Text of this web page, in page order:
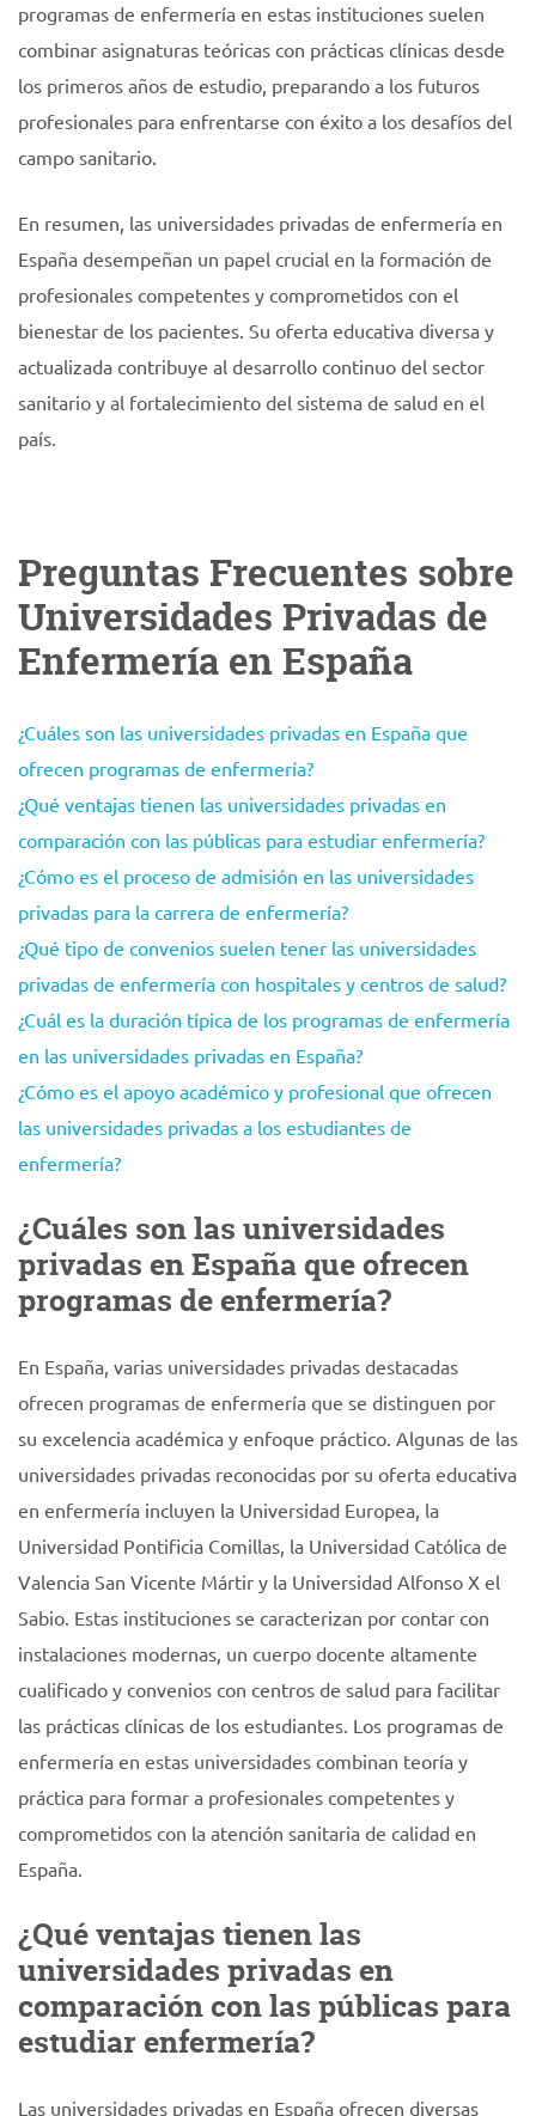
programas de enfermería en estas instituciones suelen
combinar asignaturas teóricas con prácticas clínicas desde
los primeros años de estudio, preparando a los futuros
profesionales para enfrentarse con éxito a los desafíos del
campo sanitario.
En resumen, las universidades privadas de enfermería en
España desempeñan un papel crucial en la formación de
profesionales competentes y comprometidos con el
bienestar de los pacientes. Su oferta educativa diversa y
actualizada contribuye al desarrollo continuo del sector
sanitario y al fortalecimiento del sistema de salud en el
país.
Preguntas Frecuentes sobre
Universidades Privadas de
Enfermería en España
¿Cuáles son las universidades privadas en España que
ofrecen programas de enfermería?
¿Qué ventajas tienen las universidades privadas en
comparación con las públicas para estudiar enfermería?
¿Cómo es el proceso de admisión en las universidades
privadas para la carrera de enfermería?
¿Qué tipo de convenios suelen tener las universidades
privadas de enfermería con hospitales y centros de salud?
¿Cuál es la duración típica de los programas de enfermería
en las universidades privadas en España?
¿Cómo es el apoyo académico y profesional que ofrecen
las universidades privadas a los estudiantes de
enfermería?
¿Cuáles son las universidades
privadas en España que ofrecen
programas de enfermería?
En España, varias universidades privadas destacadas
ofrecen programas de enfermería que se distinguen por
su excelencia académica y enfoque práctico. Algunas de las
universidades privadas reconocidas por su oferta educativa
en enfermería incluyen la Universidad Europea, la
Universidad Pontificia Comillas, la Universidad Católica de
Valencia San Vicente Mártir y la Universidad Alfonso X el
Sabio. Estas instituciones se caracterizan por contar con
instalaciones modernas, un cuerpo docente altamente
cualificado y convenios con centros de salud para facilitar
las prácticas clínicas de los estudiantes. Los programas de
enfermería en estas universidades combinan teoría y
práctica para formar a profesionales competentes y
comprometidos con la atención sanitaria de calidad en
España.
¿Qué ventajas tienen las
universidades privadas en
comparación con las públicas para
estudiar enfermería?
Las universidades privadas en España ofrecen diversas